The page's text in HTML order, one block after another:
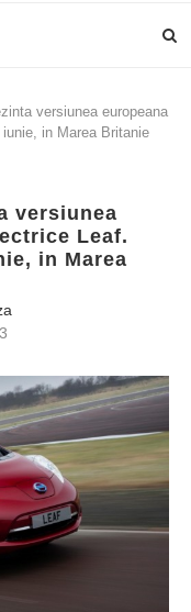
versiunea europeana
in Marea Britanie
versiunea
Leaf.
in Marea